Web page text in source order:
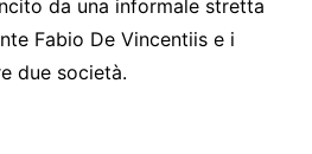
da una informale stretta
Fabio De Vincentiis e i
due società.